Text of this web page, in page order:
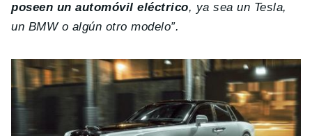
poseen un automóvil eléctrico, ya sea un Tesla,
un BMW o algún otro modelo”.